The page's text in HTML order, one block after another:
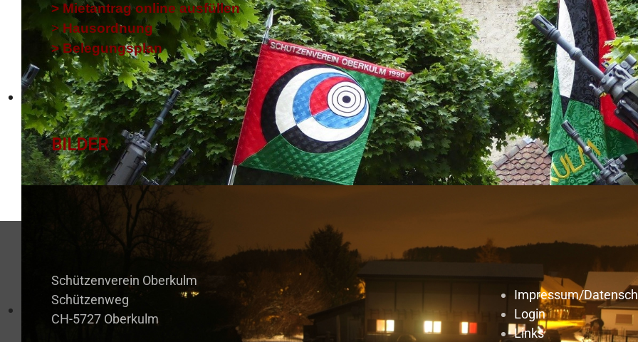
> Mietantrag online ausfüllen
> Hausordnung
> Belegungsplan
BILDER
Schützenverein Oberkulm
Schützenweg
CH-5727 Oberkulm
Impressum/
Login
Links